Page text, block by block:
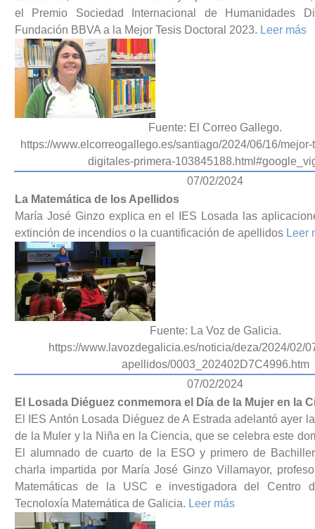
el Premio Sociedad Internacional de Humanidades
Fundación BBVA a la Mejor Tesis Doctoral 2023. Leer más
Fuente: El Correo Gallego.
https://www.elcorreogallego.es/santiago/2024/06/16/
digitales-primera-
07/02/2024
La Matemática de los Apellidos
María José Ginzo explica en el IES Losada las
extinción de incendios o la cuantificación de apellidos Leer
Fuente: La Voz de Galicia.
https://www.lavozdegalicia.es/noticia/deza/2024/02/
apellidos/0003_202402D7C4996.htm
07/02/2024
El Losada Diéguez conmemora el Día de la Mujer en la
El IES Antón Losada Diéguez de A Estrada adelantó ayer
de la Muler y la Niña en la Ciencia, que se celebra este
El alumnado de cuarto de la ESO y primero de
charla impartida por María José Ginzo Villamayor,
Matemáticas de la USC e investigadora del Centro
Tecnoloxía Matemática de Galicia. Leer más